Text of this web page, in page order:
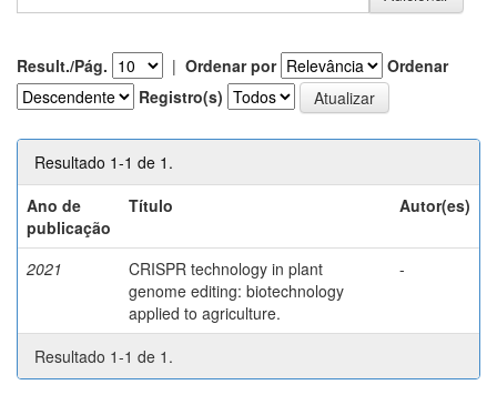
Result./Pág. | Ordenar por
Ordenar
Registro(s)
Resultado 1-1 de 1.
Ano de
publicação
Título Autor(es)
2021
CRISPR technology in plant
genome editing: biotechnology
applied to agriculture.
-
Resultado 1-1 de 1.